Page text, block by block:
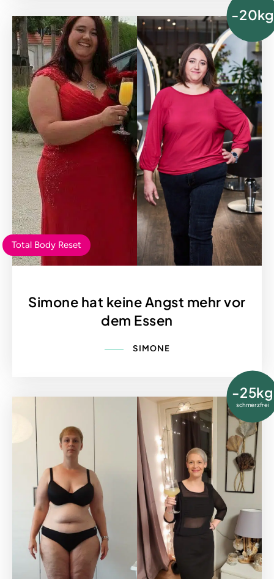
-20kg
Total Body Reset
Simone hat keine Angst mehr vor
dem Essen
SIMONE
-25kg
schmerzfrei